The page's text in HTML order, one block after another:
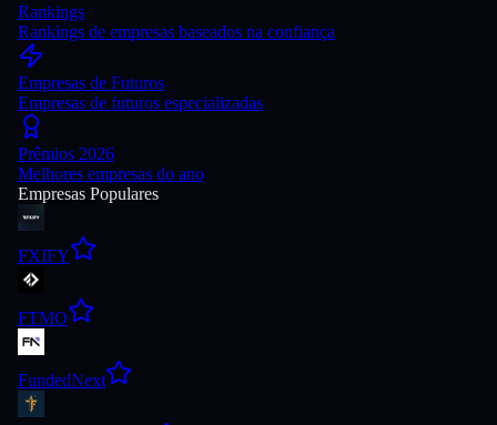
Rankings
Rankings de empresas baseados na confiança
Empresas de Futuros
Empresas de futuros especializadas
Prêmios 2026
Melhores empresas do ano
Empresas Populares
FXIFY
FTMO
FundedNext